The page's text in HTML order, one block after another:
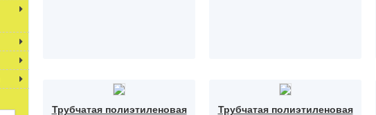
Трубчатая полиэтиленовая
Трубчатая полиэтиленовая